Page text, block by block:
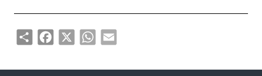
Share Facebook
X WhatsApp
Email